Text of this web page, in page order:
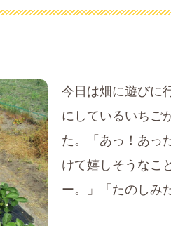
今日は畑に遊びに
にしているいちご
た。「あっ！あっ
けて嬉しそうな
ー。」「たのしみ